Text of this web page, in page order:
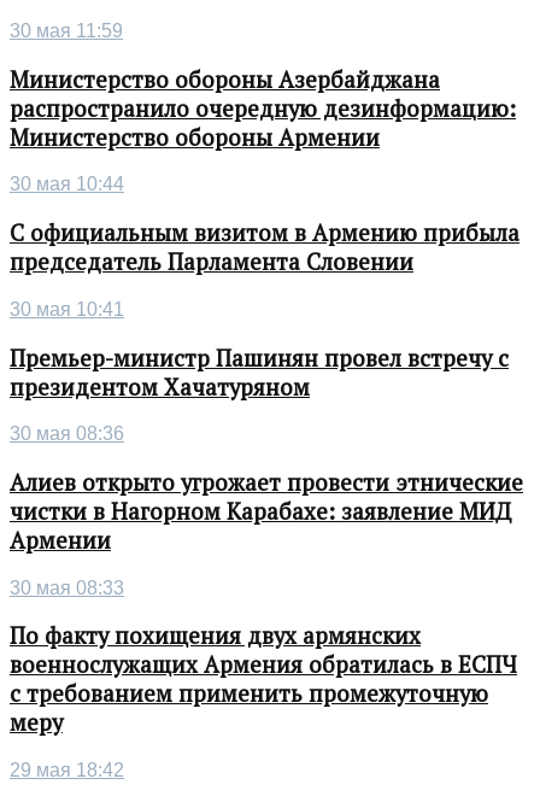
30 мая 11:59
Министерство обороны Азербайджана
распространило очередную дезинформацию:
Министерство обороны Армении
30 мая 10:44
С официальным визитом в Армению прибыла
председатель Парламента Словении
30 мая 10:41
Премьер-министр Пашинян провел встречу с
президентом Хачатуряном
30 мая 08:36
Алиев открыто угрожает провести этнические
чистки в Нагорном Карабахе: заявление МИД
Армении
30 мая 08:33
По факту похищения двух армянских
военнослужащих Армения обратилась в ЕСПЧ
с требованием применить промежуточную
меру
29 мая 18:42